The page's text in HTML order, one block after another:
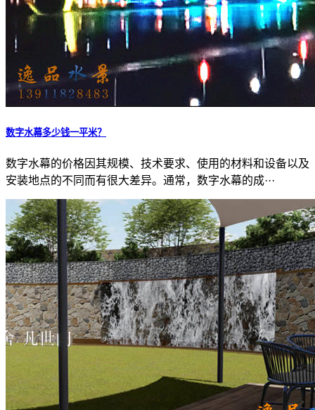
数字水幕多少钱一平米？
数字水幕的价格因其规模、技术要求、使用的材料和设备以及
安装地点的不同而有很大差异。通常，数字水幕的成···